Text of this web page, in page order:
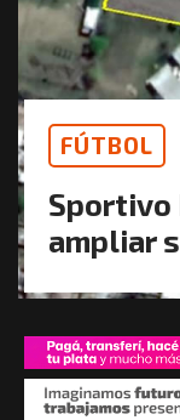
FÚTBOL
Sportivo
ampliar